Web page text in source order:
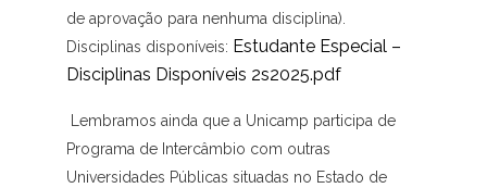
de aprovação para nenhuma disciplina).
Disciplinas disponíveis: Estudante Especial –
Disciplinas Disponíveis 2s2025.pdf
Lembramos ainda que a Unicamp participa de
Programa de Intercâmbio com outras
Universidades Públicas situadas no Estado de